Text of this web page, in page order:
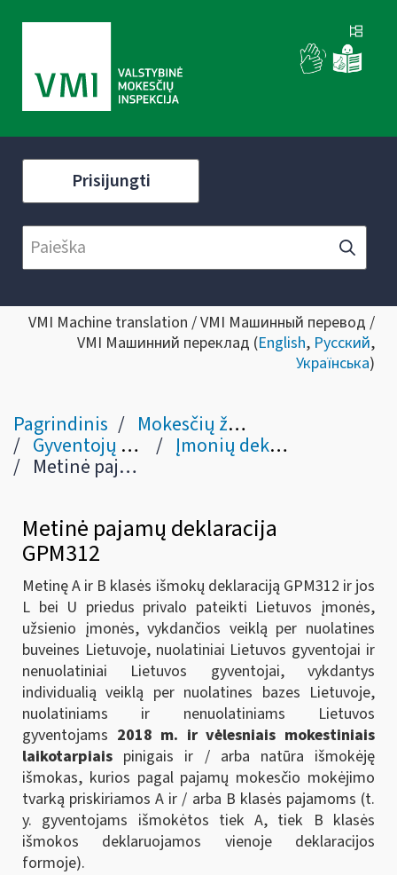
Prisijungti
VMI Machine translation / VMI Машинный перевод /
VMI Машинний переклад (English, Русский,
Українська)
Pagrindinis Mokesčių žinynas
Gyventojų pajamų mokestis Įmonių deklaracijų ir pažymų teikimas VMI ir gyventojams (V skyrius)
Metinė pajamų deklaracija GPM312
Metinė pajamų deklaracija
GPM312
Metinę A ir B klasės išmokų deklaraciją GPM312 ir jos
L bei U priedus privalo pateikti Lietuvos įmonės,
užsienio įmonės, vykdančios veiklą per nuolatines
buveines Lietuvoje, nuolatiniai Lietuvos gyventojai ir
nenuolatiniai Lietuvos gyventojai, vykdantys
individualią veiklą per nuolatines bazes Lietuvoje,
nuolatiniams ir nenuolatiniams Lietuvos
gyventojams 2018 m. ir vėlesniais mokestiniais
laikotarpiais pinigais ir / arba natūra išmokėję
išmokas, kurios pagal pajamų mokesčio mokėjimo
tvarką priskiriamos A ir / arba B klasės pajamoms (t.
y. gyventojams išmokėtos tiek A, tiek B klasės
išmokos deklaruojamos vienoje deklaracijos
formoje).